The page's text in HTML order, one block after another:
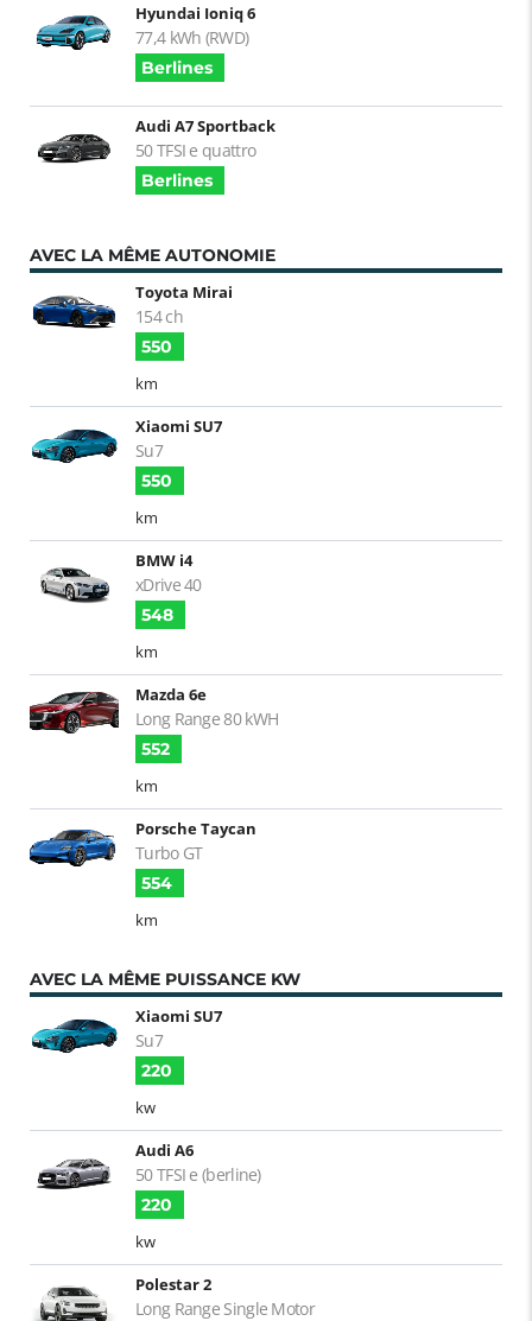
Hyundai Ioniq 6
77,4 kWh (RWD)
Berlines
Audi A7 Sportback
50 TFSI e quattro
Berlines
AVEC LA MÊME AUTONOMIE
Toyota Mirai
154 ch
550
km
Xiaomi SU7
Su7
550
km
BMW i4
xDrive 40
548
km
Mazda 6e
Long Range 80 kWH
552
km
Porsche Taycan
Turbo GT
554
km
AVEC LA MÊME PUISSANCE KW
Xiaomi SU7
Su7
220
kw
Audi A6
50 TFSI e (berline)
220
kw
Polestar 2
Long Range Single Motor